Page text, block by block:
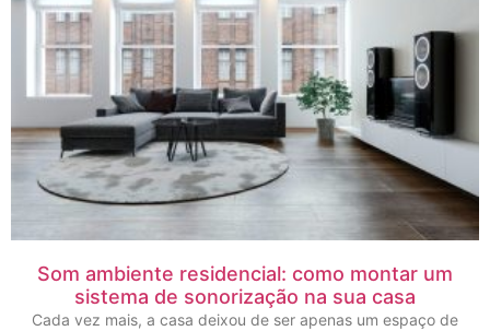
Som ambiente residencial: como montar um
sistema de sonorização na sua casa
Cada vez mais, a casa deixou de ser apenas um espaço de